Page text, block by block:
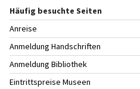
Häufig besuchte Seiten
Anreise
Anmeldung Handschriften
Anmeldung Bibliothek
Eintrittspreise Museen